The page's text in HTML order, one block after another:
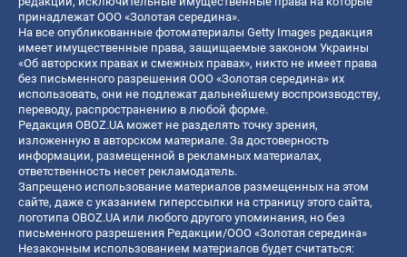
принадлежат ООО «Золотая середина».
На все опубликованные фотоматериалы Getty Images редакция
имеет имущественные права, защищаемые законом Украины
«Об авторских правах и смежных правах», никто не имеет права
без письменного разрешения ООО «Золотая середина» их
использовать, они не подлежат дальнейшему воспроизводству,
переводу, распространению в любой форме.
Редакция OBOZ.UA может не разделять точку зрения,
изложенную в авторском материале. За достоверность
информации, размещенной в рекламных материалах,
ответственность несет рекламодатель.
Запрещено использование материалов размещенных на этом
сайте, даже с указанием гиперссылки на страницу этого сайта,
логотипа OBOZ.UA или любого другого упоминания, но без
письменного разрешения Редакции/ООО «Золотая середина»
Незаконным использованием материалов будет считаться: